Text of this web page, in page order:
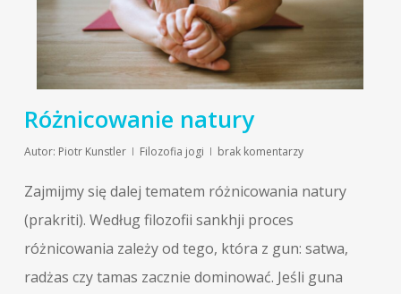
Różnicowanie natury
Autor: Piotr Kunstler Filozofia jogi brak komentarzy
Zajmijmy się dalej tematem różnicowania natury
(prakriti). Według filozofii sankhji proces
różnicowania zależy od tego, która z gun: satwa,
radżas czy tamas zacznie dominować. Jeśli guna